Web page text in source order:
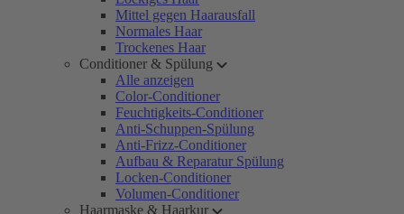
Mittel gegen Haarausfall
Normales Haar
Trockenes Haar
Conditioner & Spülung
Alle anzeigen
Color-Conditioner
Feuchtigkeits-Conditioner
Anti-Schuppen-Spülung
Anti-Frizz-Conditioner
Aufbau & Reparatur Spülung
Locken-Conditioner
Volumen-Conditioner
Haarmaske & Haarkur